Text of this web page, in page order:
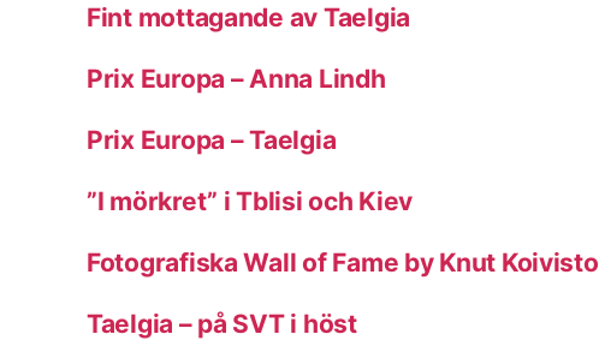
Fint mottagande av Taelgia
Prix Europa – Anna Lindh
Prix Europa – Taelgia
”I mörkret” i Tblisi och Kiev
Fotografiska Wall of Fame by Knut Koivisto
Taelgia – på SVT i höst